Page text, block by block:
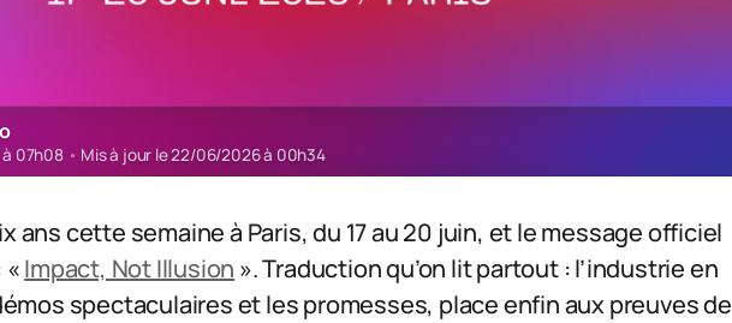
07h08 • Mis à jour le 22/06/2026 à 00h34
ans cette semaine à Paris, du 17 au 20 juin, et le message officiel
Impact, Not Illusion ». Traduction qu’on lit partout : l’industrie en
spectaculaires et les promesses, place enfin aux preuves de